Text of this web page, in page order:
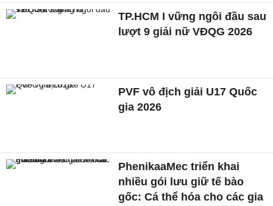
TP.HCM I vững ngôi đầu sau
lượt 9 giải nữ VĐQG 2026
PVF vô địch giải U17 Quốc
gia 2026
PhenikaaMec triển khai
nhiều gói lưu giữ tế bào
gốc: Cá thể hóa cho các gia